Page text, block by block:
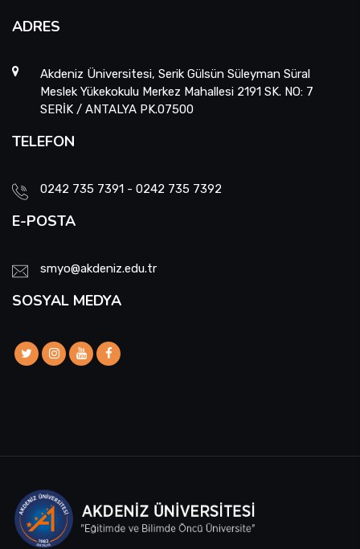
ADRES
Akdeniz Üniversitesi, Serik Gülsün Süleyman Süral
Meslek Yükekokulu Merkez Mahallesi 2191 SK. NO: 7
SERİK / ANTALYA PK.07500
TELEFON
0242 735 7391 - 0242 735 7392
E-POSTA
smyo@akdeniz.edu.tr
SOSYAL MEDYA